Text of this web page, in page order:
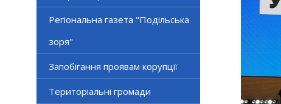
Регіональна газета "Подільська
зоря"
Запобігання проявам корупції
Територіальні громади